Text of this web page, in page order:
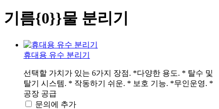
기름{0}}물 분리기
휴대용 유수 분리기
선택할 가치가 있는 6가지 장점. *다양한 용도. * 탈수 및
탈기 시스템. * 작동하기 쉬운. * 보호 기능. *무인운영. *
공장 공급
문의에 추가